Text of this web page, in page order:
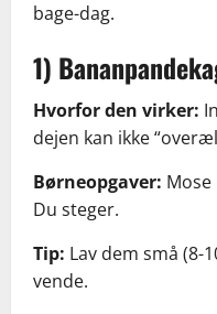
bage-dag.
1)
Hvorfor den virker:
dejen kan ikke
Børneopgaver:
Du steger.
Tip: Lav dem små (8-
vende.